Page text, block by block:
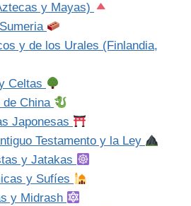
y Mayas)
y de los Urales (Finlandia,
Celtas
China
Japonesas
Testamento y la Ley
y Jatakas
y Sufíes
y Midrash